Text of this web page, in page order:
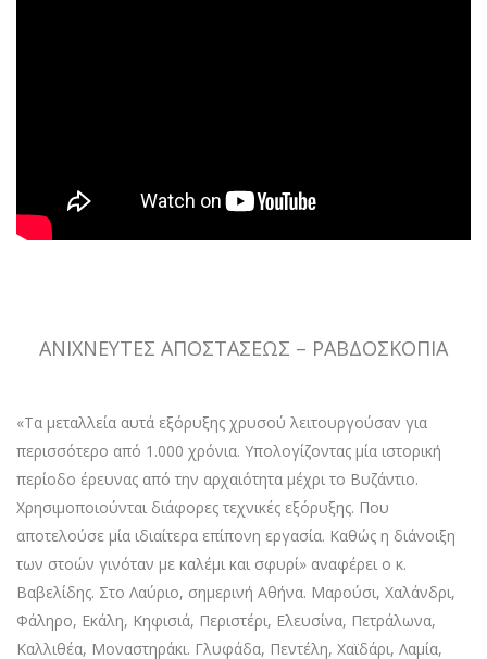
ΑΝΙΧΝΕΥΤΕΣ ΑΠΟΣΤΑΣΕΩΣ – ΡΑΒΔΟΣΚΟΠΙΑ
«Τα μεταλλεία αυτά εξόρυξης χρυσού λειτουργούσαν για
περισσότερο από 1.000 χρόνια. Υπολογίζοντας μία ιστορική
περίοδο έρευνας από την αρχαιότητα μέχρι το Βυζάντιο.
Χρησιμοποιούνται διάφορες τεχνικές εξόρυξης. Που
αποτελούσε μία ιδιαίτερα επίπονη εργασία. Καθώς η διάνοιξη
των στοών γινόταν με καλέμι και σφυρί» αναφέρει ο κ.
Βαβελίδης. Στο Λαύριο, σημερινή Αθήνα. Μαρούσι, Χαλάνδρι,
Φάληρο, Εκάλη, Κηφισιά, Περιστέρι, Ελευσίνα, Πετράλωνα,
Καλλιθέα, Μοναστηράκι. Γλυφάδα, Πεντέλη, Χαϊδάρι, Λαμία,